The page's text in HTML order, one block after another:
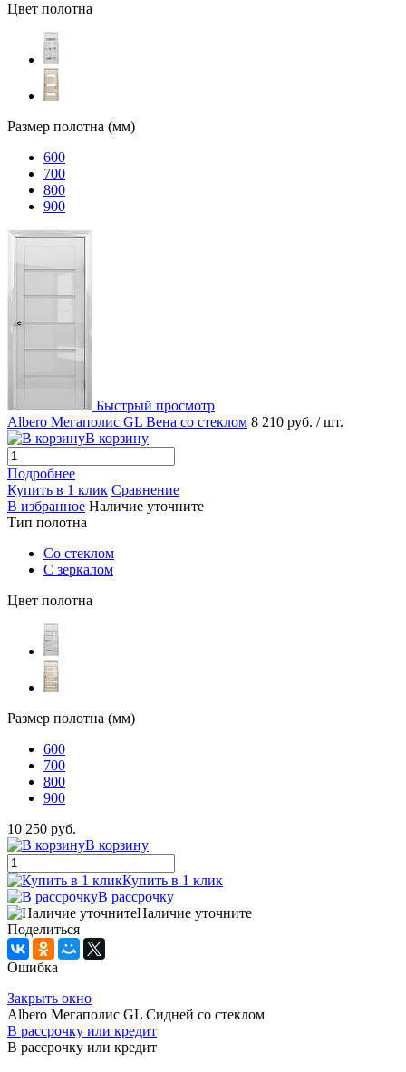
Цвет полотна
Размер полотна (мм)
600
700
800
900
Быстрый просмотр
Albero Мегаполис GL Вена со стеклом 8 210 руб. / шт.
В корзину
Подробнее
Купить в 1 клик Сравнение
В избранное Наличие уточните
Тип полотна
Со стеклом
С зеркалом
Цвет полотна
Размер полотна (мм)
600
700
800
900
10 250 руб.
В корзину
Купить в 1 клик
В рассрочку
Наличие уточните
Поделиться
Ошибка
Закрыть окно
Albero Мегаполис GL Сидней со стеклом
В рассрочку или кредит
В рассрочку или кредит